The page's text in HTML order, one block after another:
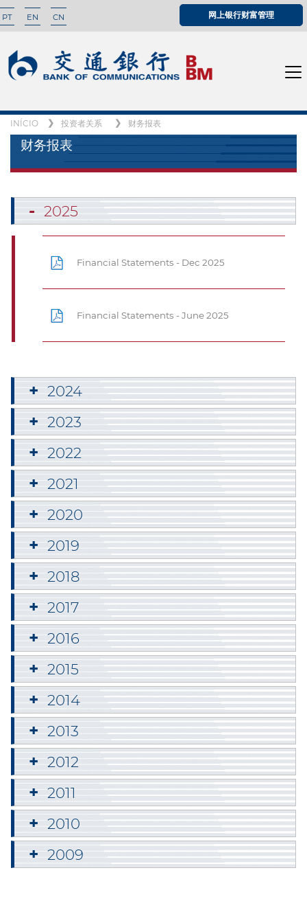
PT EN CN 网上银行财富管理
INÍCIO 投资者关系 财务报表
财务报表
2025
Financial Statements - Dec 2025
Financial Statements - June 2025
2024
2023
2022
2021
2020
2019
2018
2017
2016
2015
2014
2013
2012
2011
2010
2009